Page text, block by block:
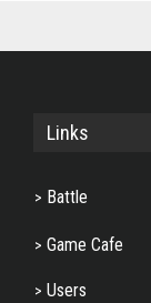
Links
Battle
Game Cafe
Users